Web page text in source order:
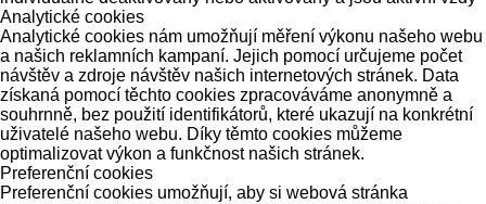
Analytické cookies
Analytické cookies nám umožňují měření výkonu našeho webu
a našich reklamních kampaní. Jejich pomocí určujeme počet
návštěv a zdroje návštěv našich internetových stránek. Data
získaná pomocí těchto cookies zpracováváme anonymně a
souhrnně, bez použití identifikátorů, které ukazují na konkrétní
uživatelé našeho webu. Díky těmto cookies můžeme
optimalizovat výkon a funkčnost našich stránek.
Preferenční cookies
Preferenční cookies umožňují, aby si webová stránka